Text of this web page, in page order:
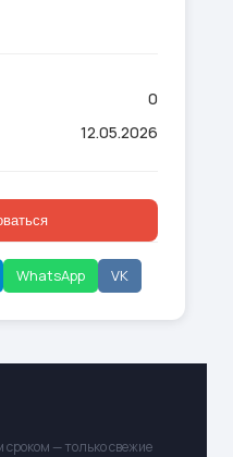
0
12.05.2026
WhatsApp VK
— только свежие